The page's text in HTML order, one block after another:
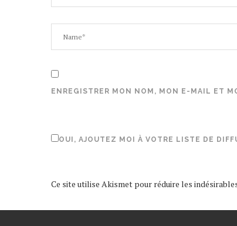
ENREGISTRER MON NOM, MON E-MAIL ET
OUI, AJOUTEZ MOI À VOTRE LISTE DE
Ce site utilise Akismet pour réduire les